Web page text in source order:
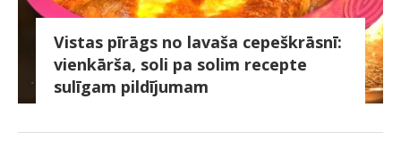
Vistas pīrāgs no lavaša cepeškrāsnī:
vienkārša, soli pa solim recepte
sulīgam pildījumam